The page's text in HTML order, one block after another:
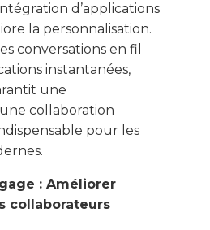
d’applications
la personnalisation.
conversations en fil
instantanées,
une
collaboration
pour les
: Améliorer
collaborateurs